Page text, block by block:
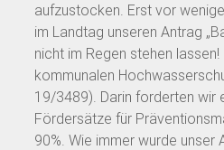
aufzustocken. Erst vor
im Landtag unseren Antrag
nicht im Regen stehen
kommunalen
19/3489). Darin forderten wir
Fördersätze für
90%. Wie immer wurde unser